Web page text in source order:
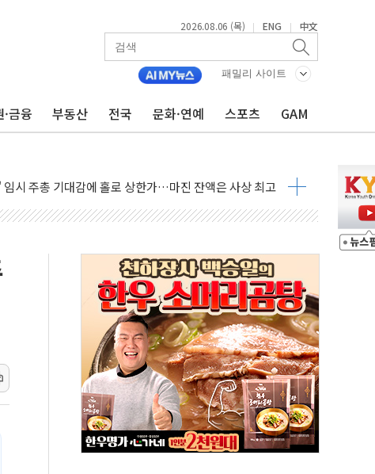
2026.08.06 (목) | ENG | 中文
패밀리 사이트
금융 부동산 전국 문화·연예 스포츠 GAM
조까지, 상승...호실적 보고 기업 상승세 뚜렷
간인 '사파리' 공격… 시민들 공포감 극대화 전략
버리지 위험수위…숨은 차입이 더 큰 변수"
…대응 1단계 진압 중
께하는 '선봉'의 대민 봉사
미사일 1발 발사… 올해 10번째·42일 만 도발
에 새 안보 위기… 반군·마약카르텔이 습득해 전투 활용
닌 무해한 표면 부식 물질"
여분만에 진화...외국인 노동자 숨져
즌2
·가축 피해 최소화 '총력 대응'
입에도 박스권…美 암호화폐 법안 처리 여부도 변수